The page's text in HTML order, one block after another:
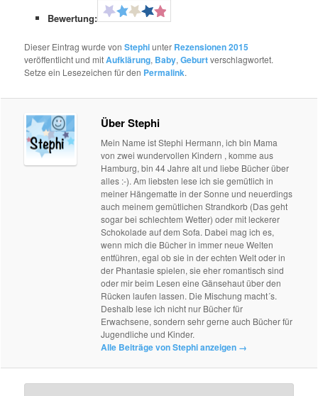
Bewertung:
Dieser Eintrag wurde vonStephiunter Rezensionen 2015
veröffentlicht und mitAufklärung, Baby,Geburtverschlagwortet.
Setze ein Lesezeichen für den Permalink.
Über Stephi
Mein Name ist Stephi Hermann, ich bin Mama
von zwei wundervollen Kindern , komme aus
Hamburg, bin 44 Jahre alt und liebe Bücher über
alles :-). Am liebsten lese ich sie gemütlich in
meiner Hängematte in der Sonne und neuerdings
auch meinem gemütlichen Strandkorb (Das geht
sogar bei schlechtem Wetter) oder mit leckerer
Schokolade auf dem Sofa. Dabei mag ich es,
wenn mich die Bücher in immer neue Welten
entführen, egal ob sie in der echten Welt oder in
der Phantasie spielen, sie eher romantisch sind
oder mir beim Lesen eine Gänsehaut über den
Rücken laufen lassen. Die Mischung macht´s.
Deshalb lese ich nicht nur Bücher für
Erwachsene, sondern sehr gerne auch Bücher für
Jugendliche und Kinder.
Alle Beiträge von Stephi anzeigen →